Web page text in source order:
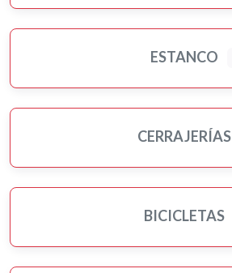
ESTANCO
CERRAJERÍAS
BICICLETAS